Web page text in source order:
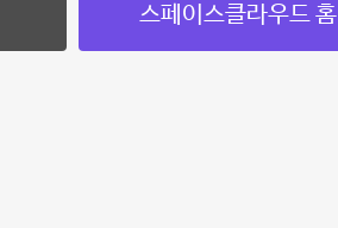
스페이스클라우드 홈